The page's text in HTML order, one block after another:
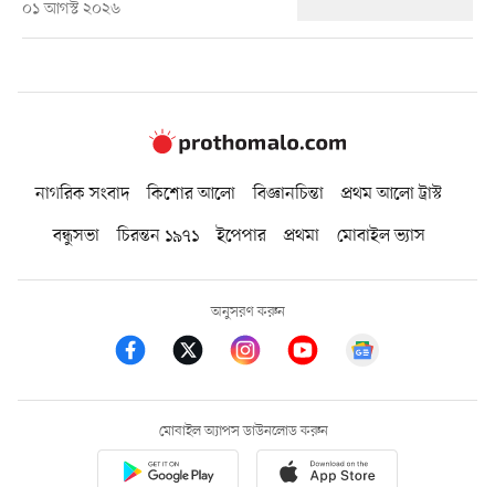
০১ আগস্ট ২০২৬
নাগরিক সংবাদ কিশোর আলো বিজ্ঞানচিন্তা
প্রথম আলো ট্রাস্ট
বন্ধুসভা
চিরন্তন ১৯৭১ ইপেপার প্রথমা মোবাইল ভ্যাস
অনুসরণ করুন
মোবাইল অ্যাপস ডাউনলোড করুন